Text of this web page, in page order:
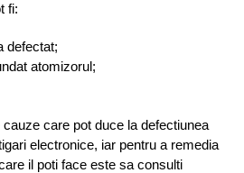
fi:
defectat;
atomizorul;
care pot duce la defectiunea
electronice, iar pentru a remedia
il poti face este sa consulti